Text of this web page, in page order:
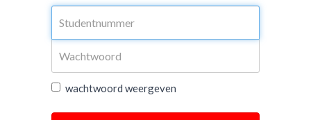
wachtwoord weergeven